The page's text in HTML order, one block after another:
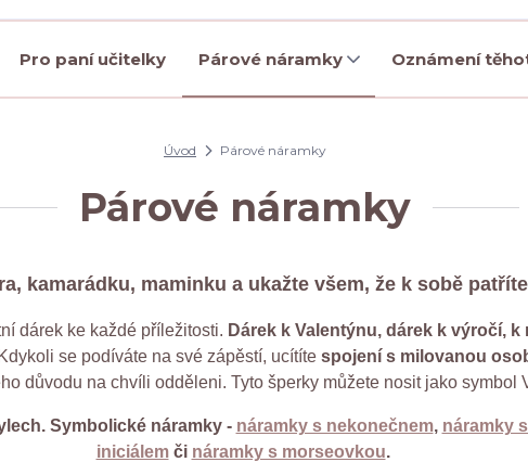
Pro paní učitelky Párové náramky Oznámení
Úvod Párové náramky
Párové náramky
kamarádku, maminku a ukažte všem, že k sobě
dárek ke každé příležitosti. Dárek k Valentýnu, dárek k výročí,
Kdykoli se podíváte na své zápěstí, ucítíte spojení s milovanou
důvodu na chvíli odděleni. Tyto šperky můžete nosit jako symbol
Symbolické náramky - náramky s nekonečnem, náramky
iniciálemči náramky s morseovkou.